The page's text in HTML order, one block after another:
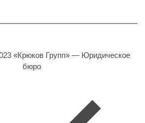
«Крюков Групп» — Юридическое
бюро